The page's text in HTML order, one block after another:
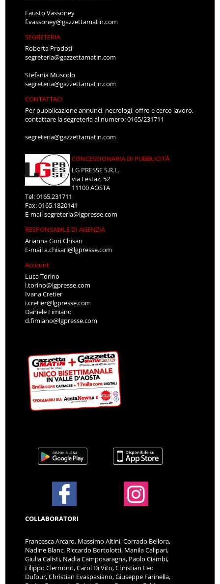
Fausto Vassoney
f.vassoney@gazzettamatin.com
SEGRETERIA
Roberta Prodoti
segreteria@gazzettamatin.com
Stefania Muscolo
segreteria@gazzettamatin.com
CONTATTACI
Per pubblicazione annunci, necrologi, offro e cerco lavoro,
contattare la segreteria al numero: 0165/231711
segreteria@gazzettamatin.com
CONCESSIONARIA DI PUBBLICITÀ
LG PRESSE S.R.L.
via Festaz, 52
11100 AOSTA
Tel: 0165.231711
Fax: 0165.1820141
E-mailsegreteria@lgpresse.com
RESPONSABILE DI AGENZIA
Arianna Gori Chisari
E-maila.chisari@lgpresse.com
Account
Luca Torino
l.torino@lgpresse.com
Ivana Cretier
i.cretier@lgpresse.com
Daniele Fimiano
d.fimiano@lgpresse.com
COLLABORATORI
Francesca Arcaro, Massimo Altini, Corrado Bellora,
Nadine Blanc, Riccardo Bortolotti, Manila Calipari,
Giulia Calisti, Nadia Camposaragna, Paolo Ciambi,
Filippo Clermont, Carol Di Vito, Christian Leo
Dufour, Christian Evaspasiano, Giuseppe Farinella,